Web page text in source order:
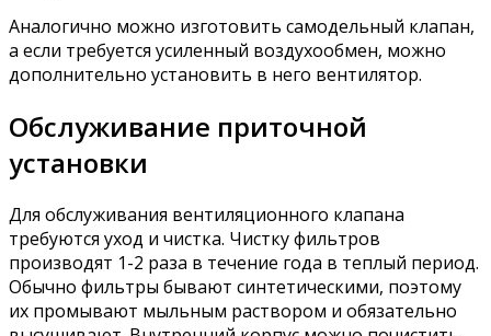
Аналогично можно изготовить самодельный клапан,
а если требуется усиленный воздухообмен, можно
дополнительно установить в него вентилятор.
Обслуживание приточной
установки
Для обслуживания вентиляционного клапана
требуются уход и чистка. Чистку фильтров
производят 1-2 раза в течение года в теплый период.
Обычно фильтры бывают синтетическими, поэтому
их промывают мыльным раствором и обязательно